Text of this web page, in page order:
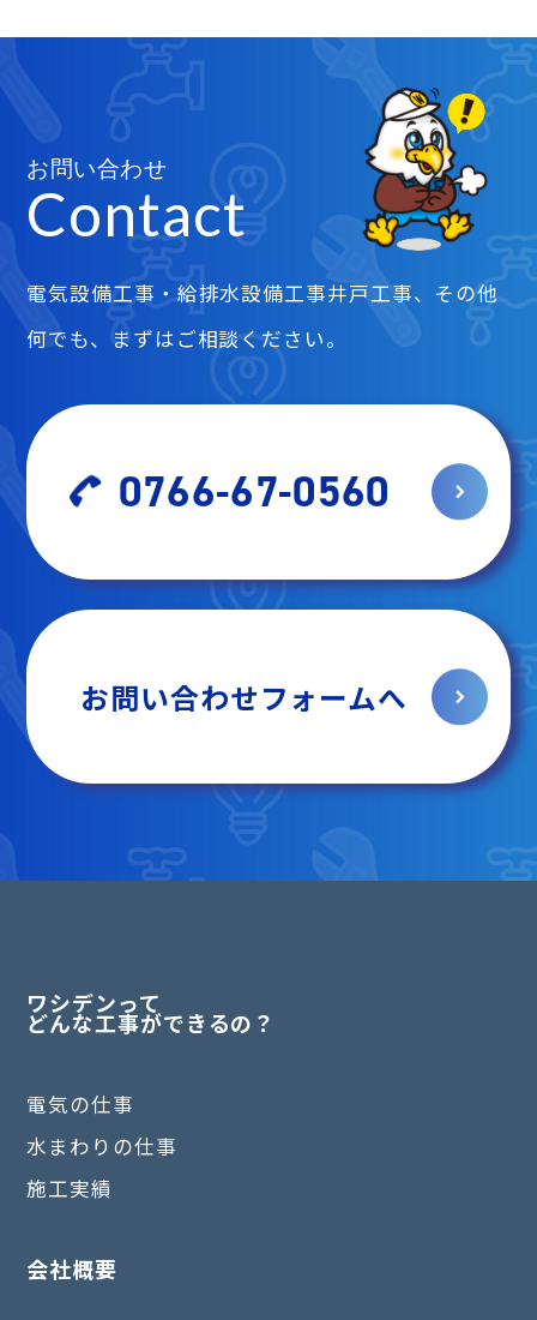
送
り
お問い合わせ
Contact
電気設備工事・給排水設備工事井戸工事、その他
何でも、まずはご相談ください。
0766-67-0560
お問い合わせフォームへ
ワシデンって
どんな工事ができるの？
電気の仕事
水まわりの仕事
施工実績
会社概要